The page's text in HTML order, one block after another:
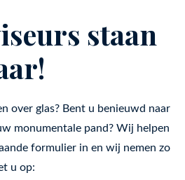
staan
over glas? Bent u benieuwd naar
monumentale pand? Wij helpen
formulier in en wij nemen zo
u op: